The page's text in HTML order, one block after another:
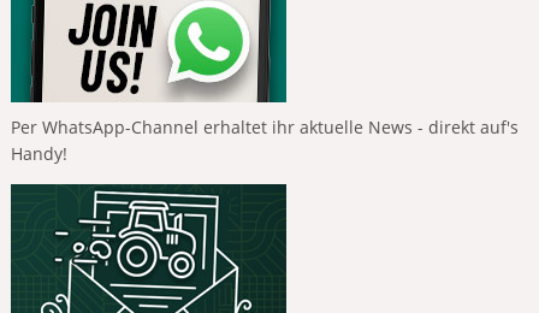
Per WhatsApp-Channel erhaltet ihr aktuelle News - direkt auf's
Handy!